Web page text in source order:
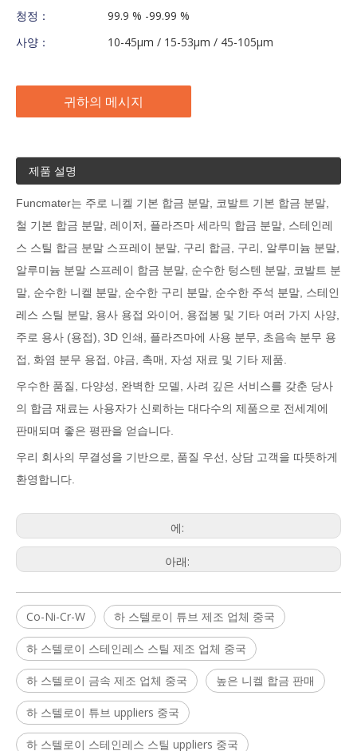
청정：
99.9 % -99.99 %
사양：
10-45μm / 15-53μm / 45-105μm
귀하의 메시지
제품 설명
Funcmater는 주로 니켈 기본 합금 분말, 코발트 기본 합금 분말,
철 기본 합금 분말, 레이저, 플라즈마 세라믹 합금 분말, 스테인레
스 스틸 합금 분말 스프레이 분말, 구리 합금, 구리, 알루미늄 분말,
알루미늄 분말 스프레이 합금 분말, 순수한 텅스텐 분말, 코발트 분
말, 순수한 니켈 분말, 순수한 구리 분말, 순수한 주석 분말, 스테인
레스 스틸 분말, 용사 용접 와이어, 용접봉 및 기타 여러 가지 사양,
주로 용사 (용접), 3D 인쇄, 플라즈마에 사용 분무, 초음속 분무 용
접, 화염 분무 용접, 야금, 촉매, 자성 재료 및 기타 제품.
우수한 품질, 다양성, 완벽한 모델, 사려 깊은 서비스를 갖춘 당사
의 합금 재료는 사용자가 신뢰하는 대다수의 제품으로 전세계에
판매되며 좋은 평판을 얻습니다.
우리 회사의 무결성을 기반으로, 품질 우선, 상담 고객을 따뜻하게
환영합니다.
에:
아래:
Co-Ni-Cr-W 하 스텔로이 튜브 제조 업체 중국
하 스텔로이 스테인레스 스틸 제조 업체 중국
하 스텔로이 금속 제조 업체 중국 높은 니켈 합금 판매
하 스텔로이 튜브 uppliers 중국
하 스텔로이 스테인레스 스틸 uppliers 중국